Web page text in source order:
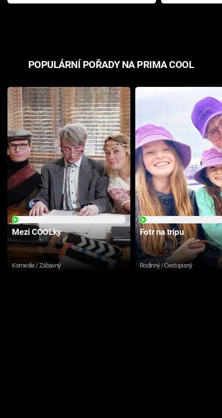
Pottera přišla s ráznou
přichází s
POPULÁRNÍ POŘADY NA PRIMA COOL
Mezi COOLky
Komedie / Zábavný
Fotr na tripu
Rodinný / Cestopisný